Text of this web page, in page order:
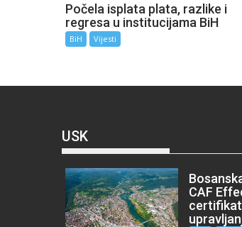
Počela isplata plata, razlike i
regresa u institucijama BiH
BiH Vijesti
USK
CAF